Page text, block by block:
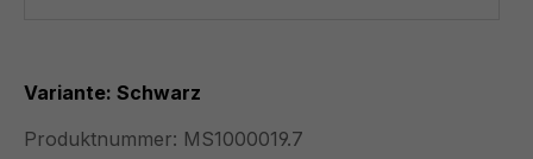
Variante: Schwarz
Produktnummer: MS1000019.7